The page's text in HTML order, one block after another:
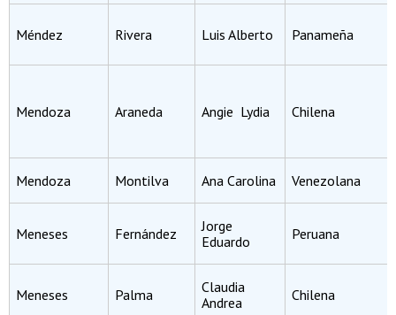
Méndez Rivera Luis Alberto Panameña
Mendoza Araneda Angie Lydia Chilena
Mendoza Montilva Ana Carolina Venezolana
Meneses Fernández
Jorge
Eduardo
Peruana
Meneses Palma
Claudia
Andrea
Chilena